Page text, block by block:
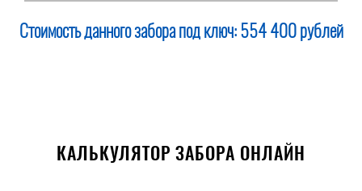
Стоимость данного забора под ключ: 554 400 рублей
КАЛЬКУЛЯТОР ЗАБОРА ОНЛАЙН